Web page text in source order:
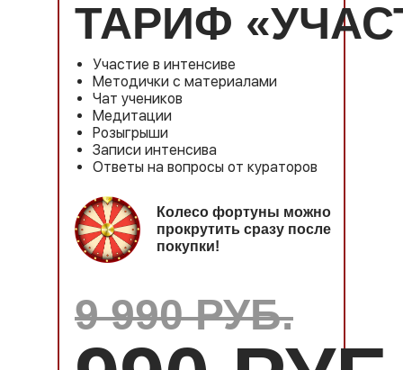
Колесо фортуны можно
прокрутить сразу после
покупки!
Участие в интенсиве
Методички с материалами
Чат учеников
Медитации
Розыгрыши
Записи интенсива
Ответы на вопросы от кураторов
9 990 РУБ.
ТАРИФ